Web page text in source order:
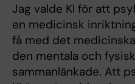
Jag valde KI för att
en medicinsk
få med det
den mentala och
sammanlänkade. Att